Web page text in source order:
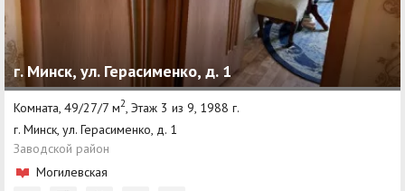
г. Минск, ул. Герасименко, д. 1
Комната, 49/27/7 м2, Этаж 3 из 9, 1988 г.
г. Минск, ул. Герасименко, д. 1
Заводской район
Могилевская